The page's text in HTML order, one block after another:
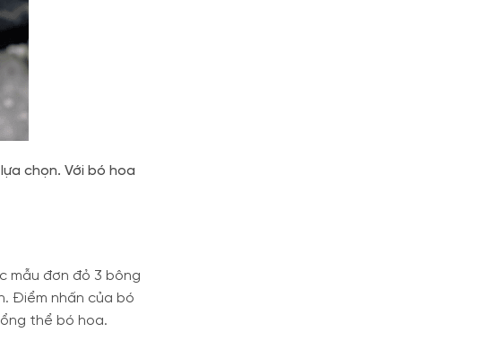
chọn. Với bó hoa
mẫu đơn đỏ 3 bông
Điểm nhấn của bó
thể bó hoa.